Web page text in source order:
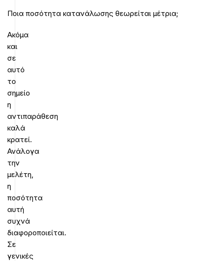
Ποια ποσότητα κατανάλωσης θεωρείται μέτρια;
Ακόμα
και
σε
αυτό
το
σημείο
η
αντιπαράθεση
καλά
κρατεί.
Ανάλογα
την
μελέτη,
η
ποσότητα
αυτή
συχνά
διαφοροποιείται.
Σε
γενικές